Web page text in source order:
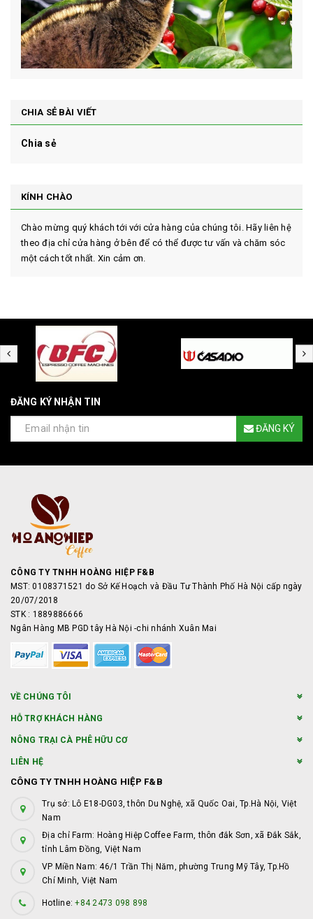
CHIA SẺ BÀI VIẾT
Chia sẻ
KÍNH CHÀO
Chào mừng quý khách tới với cửa hàng của chúng tôi. Hãy liên hệ
theo địa chỉ cửa hàng ở bên để có thể được tư vấn và chăm sóc
một cách tốt nhất. Xin cảm ơn.
ĐĂNG KÝ NHẬN TIN
ĐĂNG KÝ
CÔNG TY TNHH HOÀNG HIỆP F&B
MST: 0108371521 do Sở Kế Hoạch và Đầu Tư Thành Phố Hà Nội cấp ngày
20/07/2018
STK : 1889886666
Ngân Hàng MB PGD tây Hà Nội -chi nhánh Xuân Mai
VỀ CHÚNG TÔI
HỖ TRỢ KHÁCH HÀNG
NÔNG TRẠI CÀ PHÊ HỮU CƠ
LIÊN HỆ
CÔNG TY TNHH HOÀNG HIỆP F&B
Trụ sở: Lô E18-DG03, thôn Du Nghệ, xã Quốc Oai, Tp.Hà Nội, Việt
Nam
Địa chỉ Farm: Hoàng Hiệp Coffee Farm, thôn đắk Sơn, xã Đắk Sắk,
tỉnh Lâm Đồng, Việt Nam
VP Miền Nam: 46/1 Trần Thị Năm, phường Trung Mỹ Tây, Tp.Hồ
Chí Minh, Việt Nam
Hotline:+84 2473 098 898